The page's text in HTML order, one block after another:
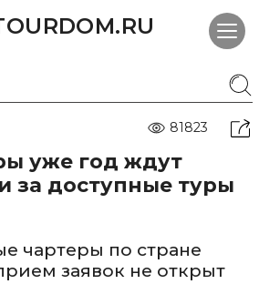
81823
уже год ждут
за доступные туры
чартеры по стране
заявок не открыт